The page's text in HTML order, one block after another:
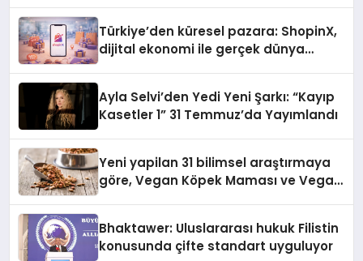
Türkiye’den küresel pazara: ShopinX,
dijital ekonomi ile gerçek dünya
Ayla Selvi’den Yedi Yeni Şarkı: “Kayıp
Kasetler 1” 31 Temmuz’da Yayımlandı
Yeni yapilan 31 bilimsel araştırmaya
göre, Vegan Köpek Maması ve Vegan
Bhaktawer: Uluslararası hukuk Filistin
konusunda çifte standart uyguluyor